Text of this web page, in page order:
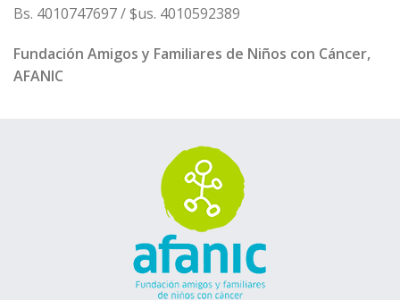
Bs. 4010747697 / $us. 4010592389
Fundación Amigos y Familiares de Niños con Cáncer,
AFANIC